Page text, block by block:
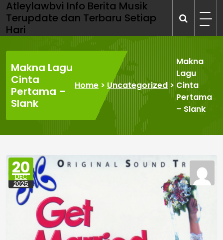
Skip
to
content
Atleylawbvi Info Berita Musik
Terupdate dan Terbaru Setiap
Hari
Makna Lagu
Cinta
Pertama –
Slank
Home > Uncategorized >
Makna
Lagu
Cinta
Pertama
– Slank
20
DEC
2025